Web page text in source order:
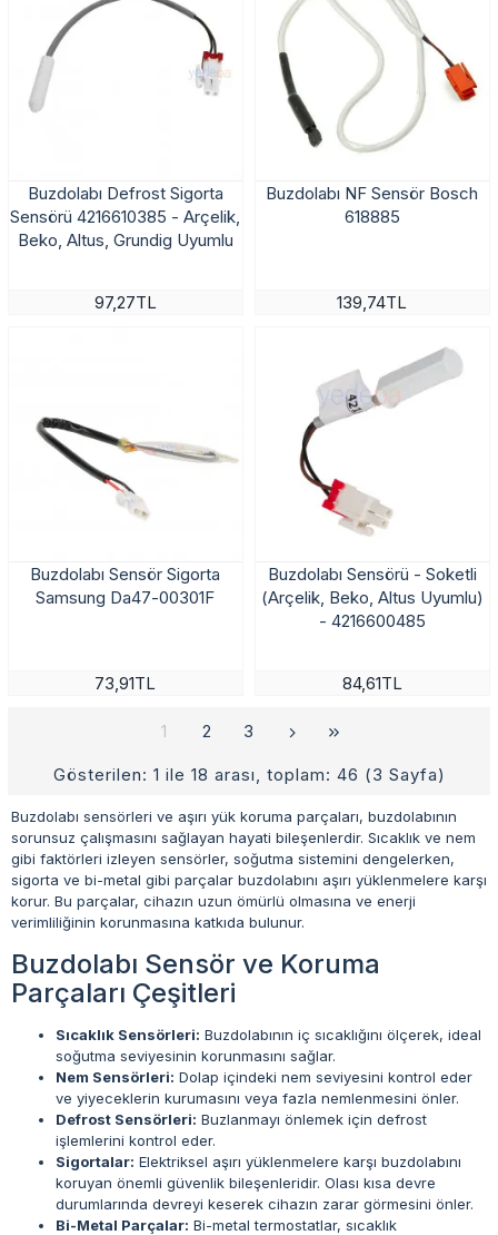
Buzdolabı sensörleri ve aşırı yük koruma parçaları, buzdolabının
sorunsuz çalışmasını sağlayan hayati bileşenlerdir. Sıcaklık ve nem
gibi faktörleri izleyen sensörler, soğutma sistemini dengelerken,
sigorta ve bi-metal gibi parçalar buzdolabını aşırı yüklenmelere karşı
korur. Bu parçalar, cihazın uzun ömürlü olmasına ve enerji
verimliliğinin korunmasına katkıda bulunur.
Buzdolabı Sensör ve Koruma
Parçaları Çeşitleri
Sıcaklık Sensörleri: Buzdolabının iç sıcaklığını ölçerek, ideal
soğutma seviyesinin korunmasını sağlar.
Nem Sensörleri: Dolap içindeki nem seviyesini kontrol eder
ve yiyeceklerin kurumasını veya fazla nemlenmesini önler.
Defrost Sensörleri: Buzlanmayı önlemek için defrost
işlemlerini kontrol eder.
Sigortalar: Elektriksel aşırı yüklenmelere karşı buzdolabını
koruyan önemli güvenlik bileşenleridir. Olası kısa devre
durumlarında devreyi keserek cihazın zarar görmesini önler.
Bi-Metal Parçalar: Bi-metal termostatlar, sıcaklık
Buzdolabı Defrost Sigorta
Sensörü 4216610385 - Arçelik,
Beko, Altus, Grundig Uyumlu
97,27TL
Buzdolabı NF Sensör Bosch
618885
139,74TL
Buzdolabı Sensör Sigorta
Samsung Da47-00301F
73,91TL
Buzdolabı Sensörü - Soketli
(Arçelik, Beko, Altus Uyumlu)
- 4216600485
84,61TL
1 2 3
Gösterilen: 1 ile 18 arası, toplam: 46 (3 Sayfa)